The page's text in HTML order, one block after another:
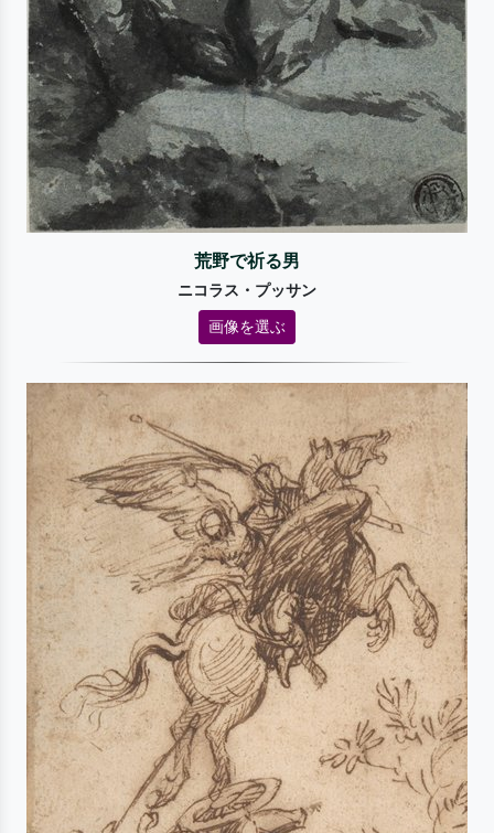
荒野で祈る男
ニコラス・プッサン
画像を選ぶ